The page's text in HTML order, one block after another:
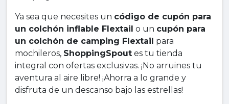
Ya sea que necesites un código de cupón para
un colchón inflable Flextail o un cupón para
un colchón de camping Flextail para
mochileros, ShoppingSpout es tu tienda
integral con ofertas exclusivas. ¡No arruines tu
aventura al aire libre! ¡Ahorra a lo grande y
disfruta de un descanso bajo las estrellas!